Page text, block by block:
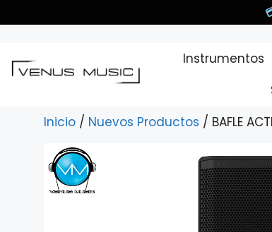
al
Instrumentos
Inicio / Nuevos Productos / BAFLE